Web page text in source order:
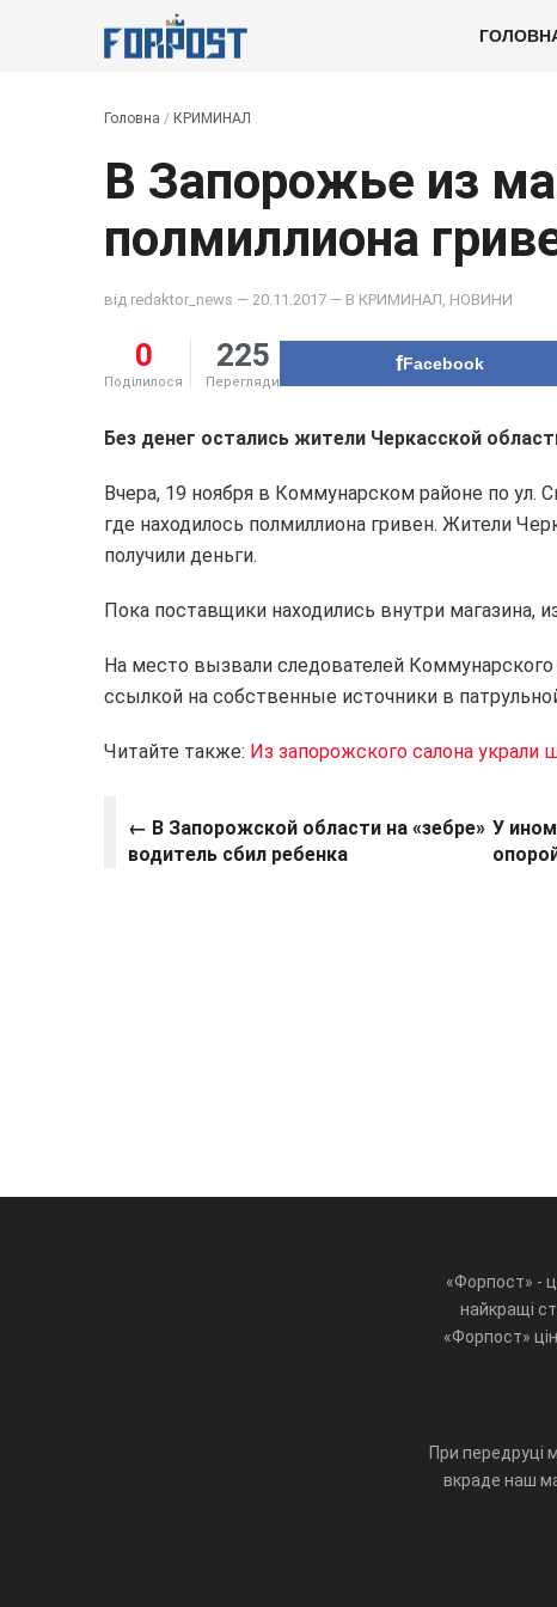
Головна / КРИМИНАЛ
В Запорожье из
полмиллиона
від redaktor_news — 20.11.2017 — В КРИМИНАЛ НОВИНИ
0
Поділилося
225
Перегляди
Facebook
Без денег остались жители Черкасской
Вчера, 19 ноября в Коммунарском районе по
где находилось полмиллиона гривен. Жители
получили деньги.
Пока поставщики находились внутри магазина,
На место вызвали следователей
ссылкой на собственные источники в
Читайте также: Из запорожского салона
← В Запорожской области на «зебре»
водитель сбил ребенка
У
«Форпост» -
найкращі
«Форпост»
При передруці
вкраде наш